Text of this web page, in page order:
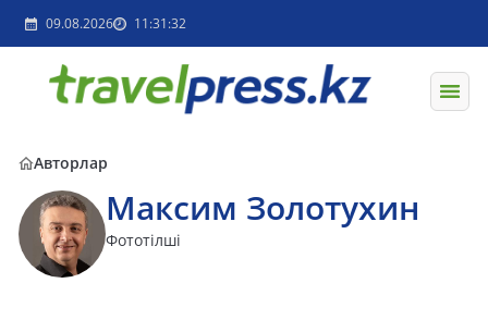
09.08.2026 11:31:32
Авторлар
Максим Золотухин
Фототілші